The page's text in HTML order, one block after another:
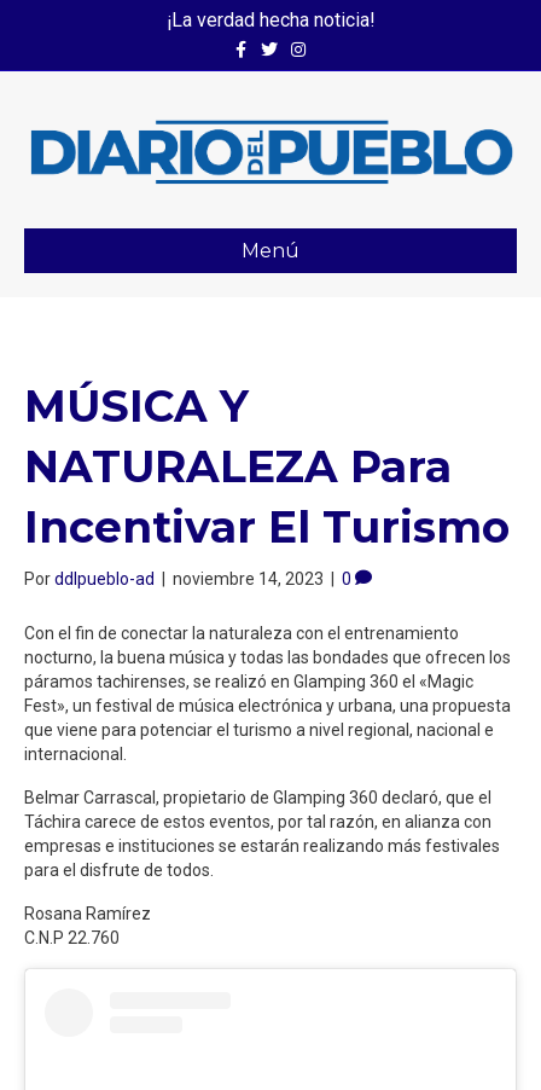
¡La verdad hecha noticia!
FacebookTwitterInstagram
Menú
MÚSICA Y
NATURALEZA Para
Incentivar El Turismo
Porddlpueblo-ad | noviembre 14, 2023 | 0
Con el fin de conectar la naturaleza con el entrenamiento
nocturno, la buena música y todas las bondades que ofrecen los
páramos tachirenses, se realizó en Glamping 360 el «Magic
Fest», un festival de música electrónica y urbana, una propuesta
que viene para potenciar el turismo a nivel regional, nacional e
internacional.
Belmar Carrascal, propietario de Glamping 360 declaró, que el
Táchira carece de estos eventos, por tal razón, en alianza con
empresas e instituciones se estarán realizando más festivales
para el disfrute de todos.
Rosana Ramírez
C.N.P 22.760